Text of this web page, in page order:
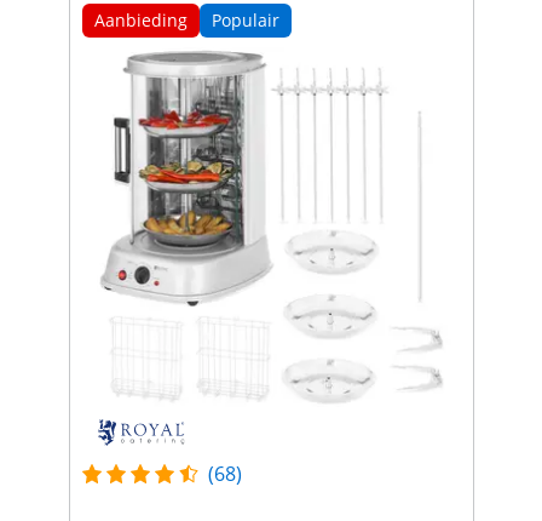
Aanbieding Populair
(68)